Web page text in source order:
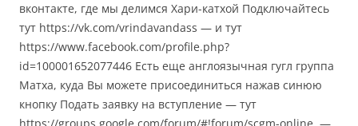
вконтакте, где мы делимся Хари-катхой Подключайтесь
тут https://vk.com/vrindavandass — и тут
https://www.facebook.com/profile.php?
id=100001652077446 Есть еще англоязычная гугл группа
Матха, куда Вы можете присоединиться нажав синюю
кнопку Подать заявку на вступление — тут